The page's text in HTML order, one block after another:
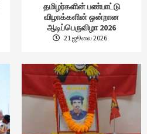
தமிழர்களின் பண்பாட்டு
விழாக்களின் ஒன்றான
ஆடிப்பெருவிழா 2026
21 ஜூலை 2026